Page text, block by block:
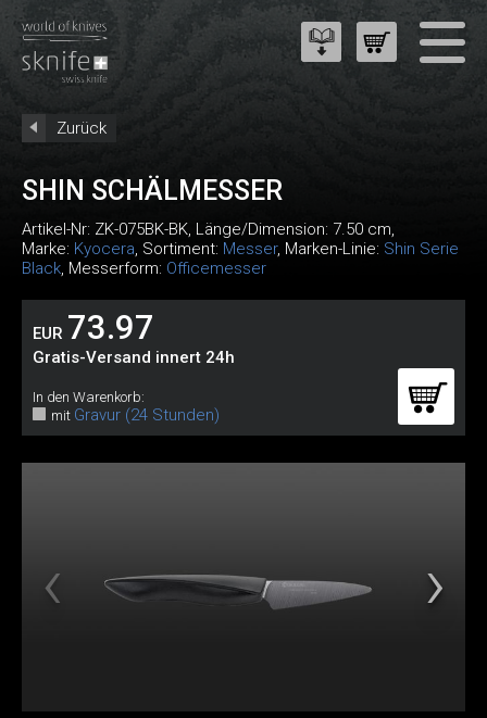
Zurück
SHIN SCHÄLMESSER
Artikel-Nr: ZK-075BK-BK, Länge/Dimension: 7.50 cm,
Marke: Kyocera, Sortiment: Messer, Marken-Linie: Shin Serie
Black, Messerform: Officemesser
EUR 73.97
Gratis-Versand innert 24h
In den Warenkorb:
mit Gravur (24 Stunden)